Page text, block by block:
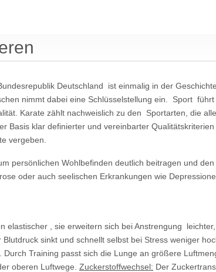
Deutschland ist einmalig in der
nimmt dabei eine Schlüsselstellung ein. Sport führt
Karate zählt nachweislich zu den Sportarten, die
Basis klar definierter und vereinbarter
vergeben.
persönlichen Wohlbefinden deutlich beitragen und
oder auch seelischen Erkrankungen wie
elastischer , sie erweitern sich bei Anstrengung
sinkt und schnellt selbst bei Stress weniger
Training passt sich die Lunge an größere
oberen Luftwege. Zuckerstoffwechsel: Der